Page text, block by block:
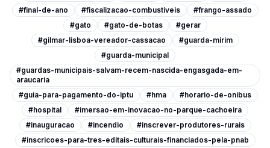
#final-de-ano
#fiscalizacao-combustiveis
#frango-assado
#gato
#gato-de-botas
#gerar
#gilmar-lisboa-vereador-cassacao
#guarda-mirim
#guarda-municipal
#guardas-municipais-salvam-recem-nascida-engasgada-em-
araucaria
#guia-para-pagamento-do-iptu
#hma
#horario-de-onibus
#hospital
#imersao-em-inovacao-no-parque-cachoeira
#inauguracao
#incendio
#inscrever-produtores-rurais
#inscricoes-para-tres-editais-culturais-financiados-pela-pnab